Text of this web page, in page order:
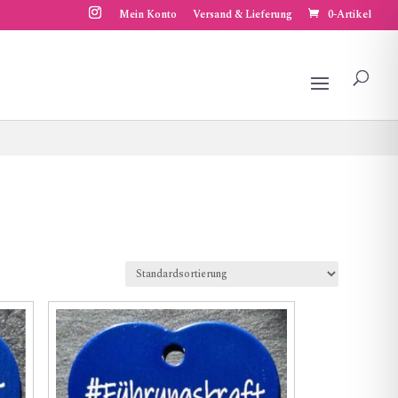
Mein Konto Versand & Lieferung 0-Artikel